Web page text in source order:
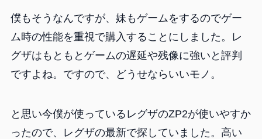
僕もそうなんですが、妹もゲームをするのでゲー
ム時の性能を重視で購入することにしました。レ
グザはもともとゲームの遅延や残像に強いと評判
ですよね。ですので、どうせならいいモノ。
と思い今僕が使っているレグザのZP2が使いやすか
ったので、レグザの最新で探していました。高い